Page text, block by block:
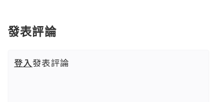
發表評論
登入發表評論